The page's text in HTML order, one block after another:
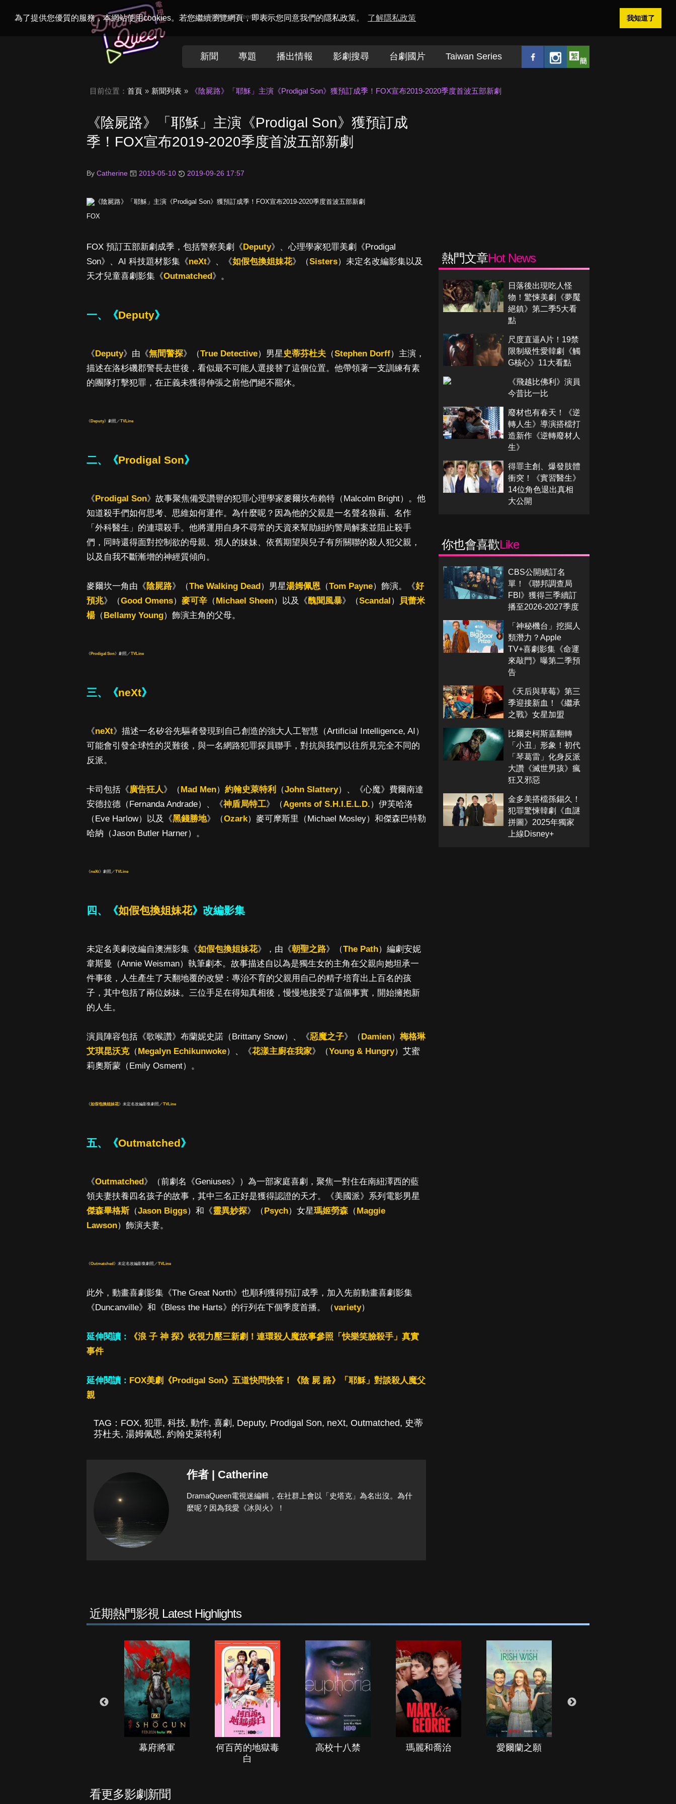
為了提供您優質的服務，本網站使用cookies。若您繼續瀏覽網頁，即表示您同意我們的隱私政策。 了解隱私政策 我知道了
Welcome toDramaQueen電視迷
新聞 專題 播出情報 影劇搜尋 台劇國片 Taiwan Series
目前位置： 首頁 新聞列表 《陰屍路》「耶穌」主演《Prodigal Son》獲預訂成季！FOX宣布2019-2020季度首波五部新劇
《陰屍路》「耶穌」主演《Prodigal Son》獲預訂成
季！FOX宣布2019-2020季度首波五部新劇
By Catherine 2019-05-10 2019-09-26 17:57
FOX
FOX 預訂五部新劇成季，包括警察美劇《Deputy》、心理學家犯罪美劇《Prodigal
Son》、AI 科技題材影集《neXt》、《如假包換姐妹花》（Sisters）未定名改編影集以及
天才兒童喜劇影集《Outmatched》。
一、《Deputy》
《Deputy》由《無間警探》（True Detective）男星 史蒂芬杜夫 （Stephen Dorff）主演，
描述在洛杉磯郡警長去世後，看似最不可能人選接替了這個位置。他帶領著一支訓練有素
的團隊打擊犯罪，在正義未獲得伸張之前他們絕不罷休。
《Deputy》劇照／TVLine
二、《Prodigal Son》
《 Prodigal Son》故事聚焦備受讚譽的犯罪心理學家麥爾坎布賴特（Malcolm Bright）。他
知道殺手們如何思考、思維如何運作。為什麼呢？因為他的父親是一名聲名狼藉、名作
「外科醫生」的連環殺手。他將運用自身不尋常的天資來幫助紐約警局解案並阻止殺手
們，同時還得面對控制欲的母親、煩人的妹妹、依舊期望與兒子有所關聯的殺人犯父親，
以及自我不斷漸增的神經質傾向。
麥爾坎一角由《陰屍路》（The Walking Dead ）男星湯姆佩恩 （Tom Payne）飾演。《好
預兆》（Good Omens） 麥可辛 （ Michael Sheen）以及《醜聞風暴》（Scandal ）
貝蕾米
楊（ Bellamy Young）飾演主角的父母。
《Prodigal Son》劇照／TVLine
三、《neXt》
《neXt》描述一名矽谷先驅者發現到自己創造的強大人工智慧（Artificial Intelligence, AI）
可能會引發全球性的災難後，與一名網路犯罪探員聯手，對抗與我們以往所見完全不同的
反派。
卡司包括《廣告狂人》（ Mad Men） 約翰史萊特利 （John Slattery）、《心魔》費爾南達
安德拉德（Fernanda Andrade）、《神盾局特工》（Agents of S.H.I.E.L.D.）伊芙哈洛
（Eve Harlow）以及《黑錢勝地》（Ozark）麥可摩斯里（Michael Mosley）和傑森巴特勒
哈納（Jason Butler Harner）。
《neXt》劇照／TVLine
四、《如假包換姐妹花》改編影集
未定名美劇改編自澳洲影集《如假包換姐妹花》，由《朝聖之路》（The Path）編劇安妮
韋斯曼（Annie Weisman）執筆劇本。故事描述自以為是獨生女的主角在父親向她坦承一
件事後，人生產生了天翻地覆的改變：專治不育的父親用自己的精子培育出上百名的孩
子，其中包括了兩位姊妹。三位手足在得知真相後，慢慢地接受了這個事實，開始擁抱新
的人生。
演員陣容包括《歌喉讚》布蘭妮史諾（Brittany Snow）、《惡魔之子》（ Damien） 梅格琳
艾琪昆沃克（ Megalyn Echikunwoke）、《花漾主廚在我家》（Young & Hungry）艾蜜
莉奧斯蒙（Emily Osment）。
《如假包換姐妹花》未定名改編影集劇照／TVLine
五、《Outmatched》
《Outmatched 》（前劇名《Geniuses》）為一部家庭喜劇，聚焦一對住在南紐澤西的藍
領夫妻扶養四名孩子的故事，其中三名正好是獲得認證的天才。《美國派》系列電影男星
傑森畢格斯（Jason Biggs）和《靈異妙探》（ Psych）女星瑪姬勞森 （ Maggie
Lawson）飾演夫妻。
《Outmatched 》未定名改編影集劇照／TVLine
此外，動畫喜劇影集《The Great North》也順利獲得預訂成季，加入先前動畫喜劇影集
《Duncanville》和《Bless the Harts》的行列在下個季度首播。（variety）
延伸閱讀：
《浪 子 神 探》收視力壓三新劇！連環殺人魔故事參照「快樂笑臉殺手」真實
事件
延伸閱讀： FOX美劇《Prodigal Son》五道快問快答！《陰 屍 路》「耶穌」對談殺人魔父
親
TAG： FOX, 犯罪, 科技, 動作, 喜劇 , Deputy, Prodigal Son, neXt, Outmatched, 史蒂
芬杜夫, 湯姆佩恩, 約翰史萊特利
作者 | Catherine
DramaQueen電視迷編輯，在社群上會以「史塔克」為名出沒。為什
麼呢？因為我愛《冰與火》！
熱門文章Hot News
日落後出現吃人怪
物！驚悚美劇《夢魘
絕鎮》第二季5大看
點
尺度直逼A片！19禁
限制級性愛韓劇《觸
G核心》11大看點
《飛越比佛利》演員
今昔比一比
廢材也有春天！《逆
轉人生》導演搭檔打
造新作《逆轉廢材人
生》
得罪主創、爆發肢體
衝突！《實習醫生》
14位角色退出真相
大公開
你也會喜歡Like
CBS公開續訂名
單！《聯邦調查局
FBI》獲得三季續訂
播至2026-2027季度
「神秘機台」挖掘人
類潛力？Apple
TV+喜劇影集《命運
來敲門》曝第二季預
告
《天后與草莓》第三
季迎接新血！《繼承
之戰》女星加盟
比爾史柯斯嘉翻轉
「小丑」形象！初代
「琴葛雷」化身反派
大讚《滅世男孩》瘋
狂又邪惡
金多美搭檔孫錫久！
犯罪驚悚韓劇《血謎
拼圖》2025年獨家
上線Disney+
近期熱門影視 Latest Highlights
幕府將軍
何百芮的地獄毒
白
高校十八禁 瑪麗和喬治 愛爾蘭之願
看更多影劇新聞